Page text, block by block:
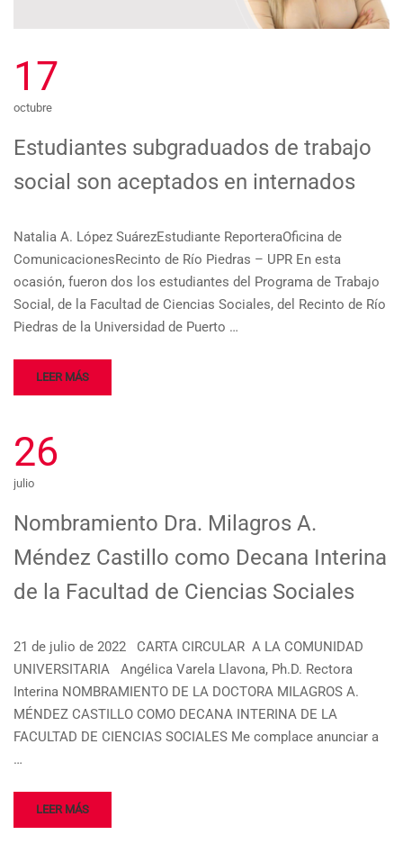
17
octubre
Estudiantes subgraduados de trabajo
social son aceptados en internados
Natalia A. López SuárezEstudiante ReporteraOficina de
ComunicacionesRecinto de Río Piedras – UPR En esta
ocasión, fueron dos los estudiantes del Programa de Trabajo
Social, de la Facultad de Ciencias Sociales, del Recinto de Río
Piedras de la Universidad de Puerto …
LEER MÁS
26
julio
Nombramiento Dra. Milagros A.
Méndez Castillo como Decana Interina
de la Facultad de Ciencias Sociales
21 de julio de 2022 CARTA CIRCULAR A LA COMUNIDAD
UNIVERSITARIA Angélica Varela Llavona, Ph.D. Rectora
Interina NOMBRAMIENTO DE LA DOCTORA MILAGROS A.
MÉNDEZ CASTILLO COMO DECANA INTERINA DE LA
FACULTAD DE CIENCIAS SOCIALES Me complace anunciar a
…
LEER MÁS